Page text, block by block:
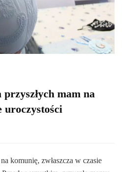
mam na
uroczystości
komunię, zwłaszcza w czasie